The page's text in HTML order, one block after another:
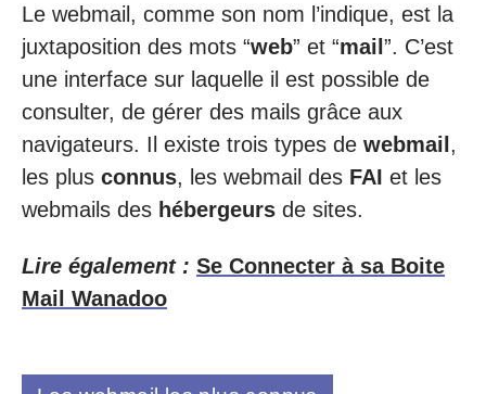
Le webmail, comme son nom l’indique, est la
juxtaposition des mots “web” et “mail”. C’est
une interface sur laquelle il est possible de
consulter, de gérer des mails grâce aux
navigateurs. Il existe trois types de webmail,
les plus connus, les webmail des FAI et les
webmails des hébergeurs de sites.
Lire également : Se Connecter à sa Boite
Mail Wanadoo